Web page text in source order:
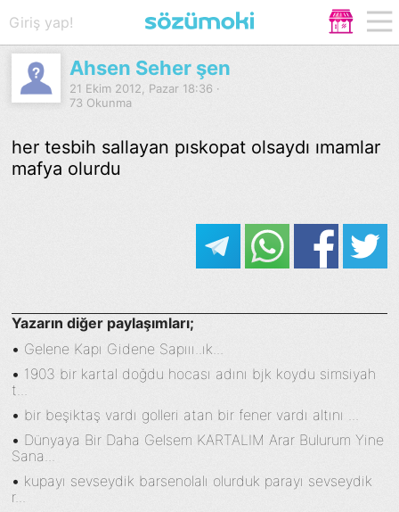
Giriş yap!
Ahsen Seher şen
21 Ekim 2012, Pazar 18:36 ·
73 Okunma
her tesbih sallayan pıskopat olsaydı ımamlar
mafya olurdu
Yazarın diğer paylaşımları;
• Gelene Kapı Gidene Sapııı..ık...
• 1903 bir kartal doğdu hocası adını bjk koydu simsiyah
t...
• bir beşiktaş vardı golleri atan bir fener vardı altını ...
• Dünyaya Bir Daha Gelsem KARTALIM Arar Bulurum Yine
Sana...
• kupayı sevseydik barsenolalı olurduk parayı sevseydik
r...